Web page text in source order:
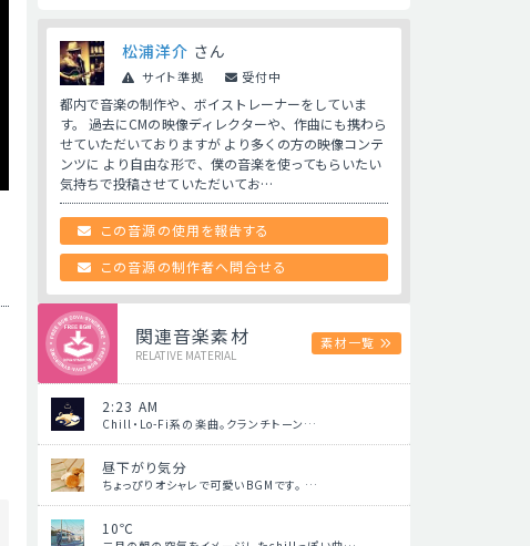
松浦洋介 さん
サイト準拠 受付中
都内で音楽の制作や、ボイストレーナーをしていま
す。 過去にCMの映像ディレクターや、作曲にも携わら
せていただいておりますが より多くの方の映像コンテ
ンツに より自由な形で、僕の音楽を使ってもらいたい
気持ちで投稿させていただいてお…
この音源の使用を報告する
この音源の制作者へ問合せる
関連音楽素材
RELATIVE MATERIAL
素材一覧
2:23 AM
Chill・Lo-Fi系の楽曲。クランチトーン…
昼下がり気分
ちょっぴりオシャレで可愛いBGMです。 …
10℃